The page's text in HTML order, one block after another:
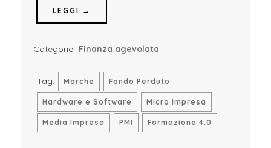
LEGGI →
Categorie: Finanza agevolata
Tag: Marche Fondo Perduto
Hardware e Software Micro Impresa
Media Impresa PMI Formazione 4.0